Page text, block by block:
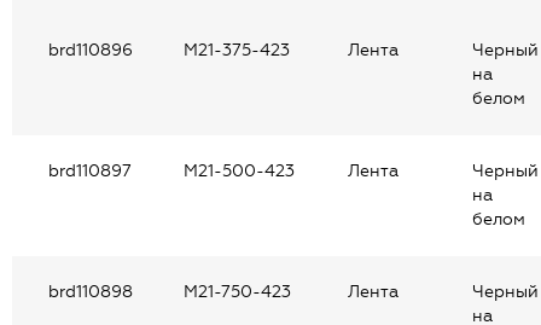
brd110896 M21-375-423 Лента
Черный
на
белом
brd110897 M21-500-423 Лента
Черный
на
белом
brd110898 M21-750-423 Лента
Черный
на